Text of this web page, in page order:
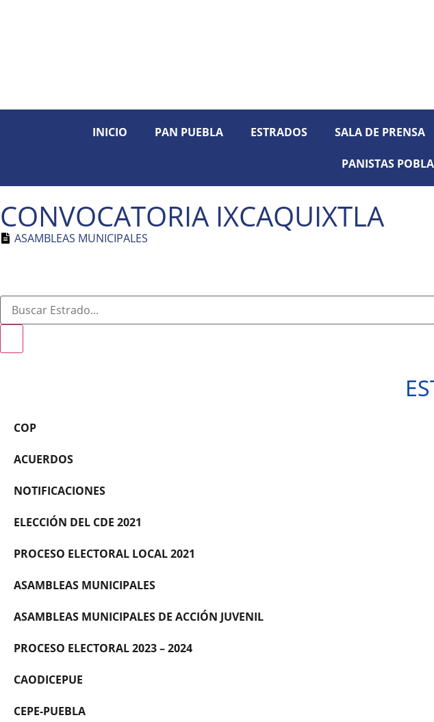
INICIO PAN PUEBLA ESTRADOS SALA DE PRENSA
PANISTAS
CONVOCATORIA IXCAQUIXTLA
ASAMBLEAS MUNICIPALES
COP
ACUERDOS
NOTIFICACIONES
ELECCIÓN DEL CDE 2021
PROCESO ELECTORAL LOCAL 2021
ASAMBLEAS MUNICIPALES
ASAMBLEAS MUNICIPALES DE ACCIÓN JUVENIL
PROCESO ELECTORAL 2023 – 2024
CAODICEPUE
CEPE-PUEBLA